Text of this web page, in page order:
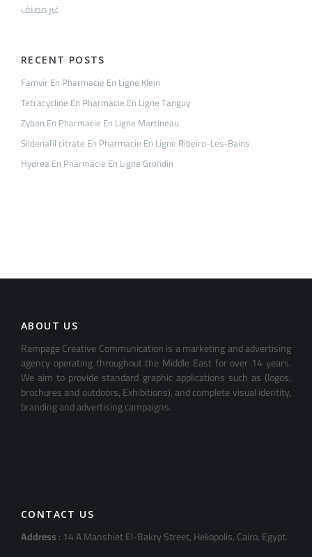
غير مصنف
RECENT POSTS
Famvir En Pharmacie En Ligne Klein
Tetracycline En Pharmacie En Ligne Tanguy
Zyban En Pharmacie En Ligne Martineau
Sildenafil citrate En Pharmacie En Ligne Ribeiro-Les-Bains
Hydrea En Pharmacie En Ligne Grondin
ABOUT US
Rampage Creative Communication is a marketing and advertising
agency operating throughout the Middle East for over 14 years.
We aim to provide standard graphic applications such as (logos,
brochures and outdoors, Exhibitions), and complete visual identity,
branding and advertising campaigns.
CONTACT US
Address: 14 A Manshiet El-Bakry Street, Heliopolis, Cairo, Egypt.